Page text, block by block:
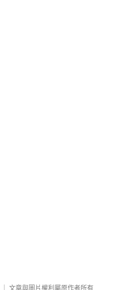
文章與圖片權利屬原作者所有